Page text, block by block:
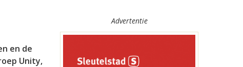
en de
Unity,
Advertentie